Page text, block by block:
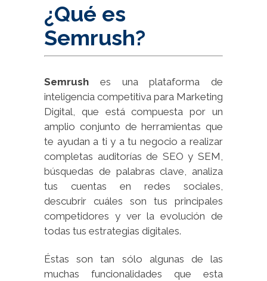
¿Qué es
Semrush?
Semrush es una plataforma de
inteligencia competitiva para Marketing
Digital, que está compuesta por un
amplio conjunto de herramientas que
te ayudan a ti y a tu negocio a realizar
completas auditorías de SEO y SEM,
búsquedas de palabras clave, analiza
tus cuentas en redes sociales,
descubrir cuáles son tus principales
competidores y ver la evolución de
todas tus estrategias digitales.
Éstas son tan sólo algunas de las
muchas funcionalidades que esta